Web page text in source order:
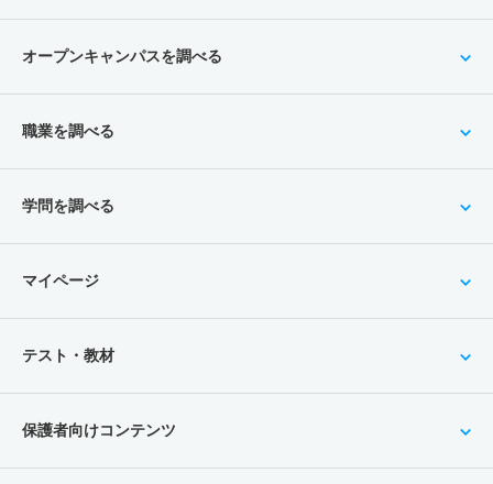
オープンキャンパスを調べる
職業を調べる
学問を調べる
マイページ
テスト・教材
保護者向けコンテンツ